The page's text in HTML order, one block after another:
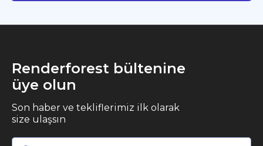
Renderforest bültenine
üye olun
Son haber ve tekliflerimiz ilk olarak
size ulaşsın